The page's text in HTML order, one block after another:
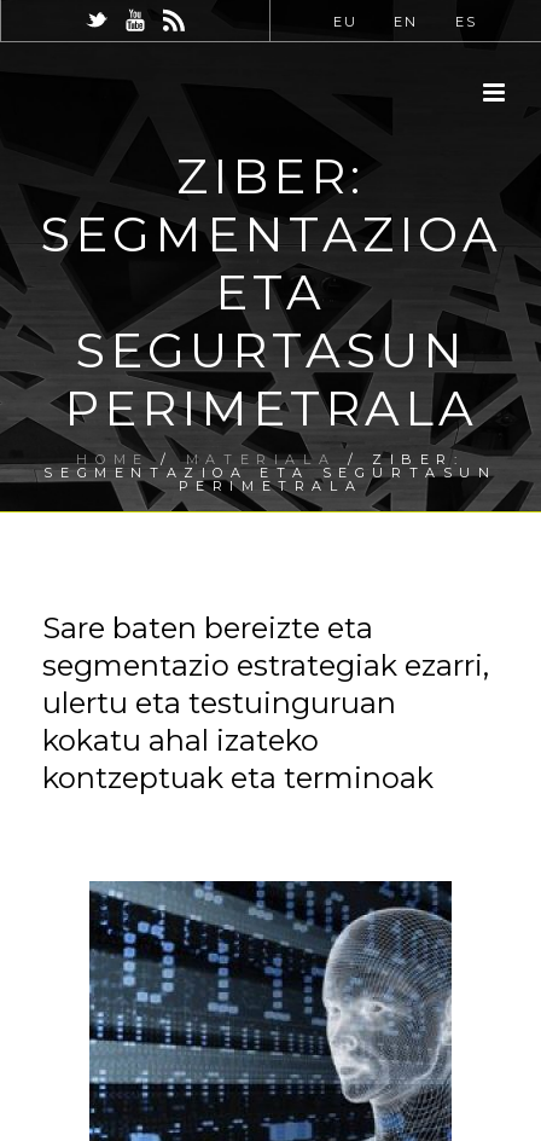
EU EN ES
ZIBER:
SEGMENTAZIOA
ETA
SEGURTASUN
PERIMETRALA
HOME/MATERIALA / ZIBER:
SEGMENTAZIOA ETA SEGURTASUN
PERIMETRALA
Sare baten bereizte eta
segmentazio estrategiak ezarri,
ulertu eta testuinguruan
kokatu ahal izateko
kontzeptuak eta terminoak